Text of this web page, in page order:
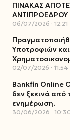
ΠΙΝΑΚΑΣ
06/07/2026 12:21
Υποτροφιών
02/07/2026 11:54
Bankfin Online
δεν ξεκινά
ενημέρωση.
30/06/2026